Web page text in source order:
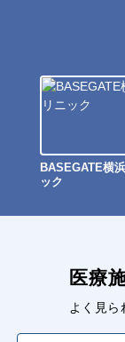
BASEGATE横
ック
医療
よく見ら